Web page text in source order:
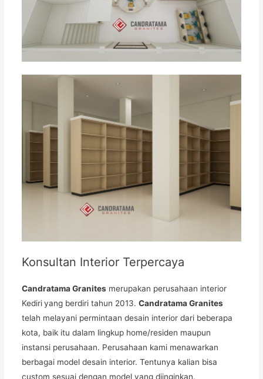
Konsultan Interior Terpercaya
Candratama Granites merupakan perusahaan interior
Kediri yang berdiri tahun 2013.Candratama Granites
telah melayani permintaan desain interior dari beberapa
kota, baik itu dalam lingkup home/residen maupun
instansi perusahaan. Perusahaan kami menawarkan
berbagai model desain interior. Tentunya kalian bisa
custom sesuai dengan model yang diinginkan.